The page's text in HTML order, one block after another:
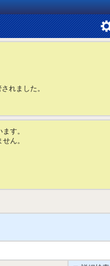
れました。
す。
ん。